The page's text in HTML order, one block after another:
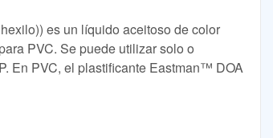
es un líquido aceitoso de color
PVC. Se puede utilizar solo o
En PVC, el plastificante Eastman™ DOA